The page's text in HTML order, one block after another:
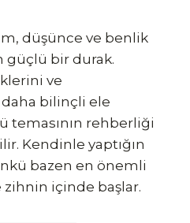
düşünce ve benlik
güçlü bir durak.
ve
bilinçli ele
temasının rehberliği
Kendinle yaptığın
bazen en önemli
zihnin içinde başlar.